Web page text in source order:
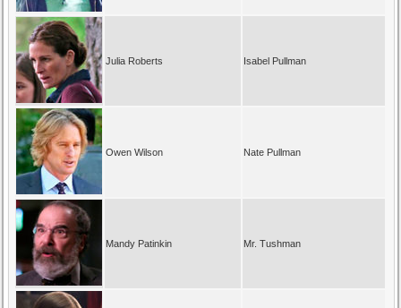
Julia Roberts Isabel Pullman
Owen Wilson Nate Pullman
Mandy Patinkin Mr. Tushman